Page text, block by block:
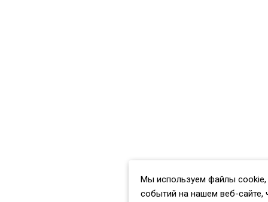
Мы используем файлы cookie,
событий на нашем веб-сайте,